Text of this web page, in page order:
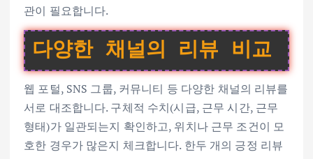
관이 필요합니다.
다양한 채널의 리뷰 비교
웹 포털, SNS 그룹, 커뮤니티 등 다양한 채널의 리뷰를
서로 대조합니다. 구체적 수치(시급, 근무 시간, 근무
형태)가 일관되는지 확인하고, 위치나 근무 조건이 모
호한 경우가 많은지 체크합니다. 한두 개의 긍정 리뷰